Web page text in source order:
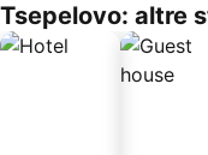
Tsepelovo: altre